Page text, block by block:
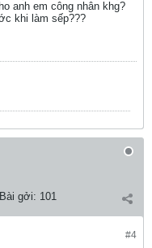
anh em công nhân khg?
khi làm sếp???
Bài gởi: 101
#4